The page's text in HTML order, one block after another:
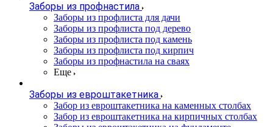
Заборы из профнастила
Заборы из профлиста для дачи
Заборы из профлиста под дерево
Заборы из профлиста под камень
Заборы из профлиста под кирпич
Заборы из профнастила на сваях
Еще
Заборы из евроштакетника
Забор из евроштакетника на каменных столбах
Забор из евроштакетника на кирпичных столбах